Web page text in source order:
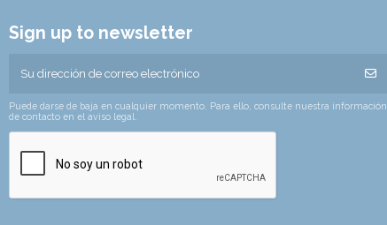
Sign up to newsletter
Puede darse de baja en cualquier momento. Para ello, consulte nuestra información
de contacto en el aviso legal.